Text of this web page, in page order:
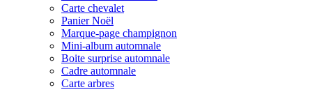
Carte chevalet
Panier Noël
Marque-page champignon
Mini-album automnale
Boite surprise automnale
Cadre automnale
Carte arbres